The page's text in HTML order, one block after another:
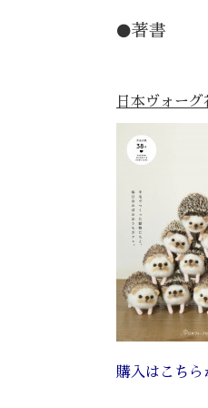
⚫️著書
日本ヴォーグ
購入はこちら